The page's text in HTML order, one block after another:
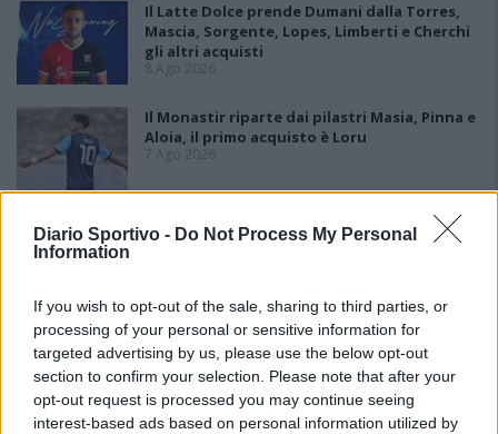
Diario Sportivo - Do Not Process My Personal
Information
If you wish to opt-out of the sale, sharing to third parties, or
processing of your personal or sensitive information for
targeted advertising by us, please use the below opt-out
section to confirm your selection. Please note that after your
opt-out request is processed you may continue seeing
interest-based ads based on personal information utilized by
Il Latte Dolce prende Dumani dalla Torres,
Mascia, Sorgente, Lopes, Limberti e Cherchi
gli altri acquisti
8 Ago 2026
Il Monastir riparte dai pilastri Masia, Pinna e
Aloia, il primo acquisto è Loru
7 Ago 2026
Gran colpo dell'Ossese, per la difesa c'è l'ex
Torres Riccardo Idda
Il Monastir 1983 si trasforma da Associazione
Sportiva in Srl
7 Ago 2026